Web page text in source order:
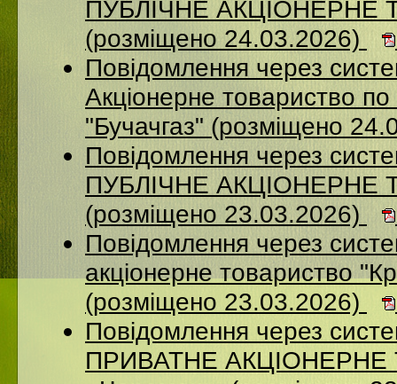
ПУБЛІЧНЕ
(розміщено 24.03.2026)
Повідомлення через
Акціонерне товариство по
"Бучачгаз" (розміщено
Повідомлення через
ПУБЛІЧНЕ АКЦІОНЕРНЕ
(розміщено 23.03.2026)
Повідомлення через
акцiонерне товариство
(розміщено 23.03.2026)
Повідомлення через
ПРИВАТНЕ АКЦІОНЕРНЕ